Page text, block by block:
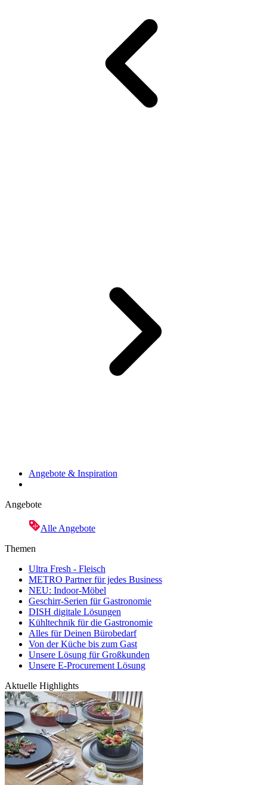
Angebote & Inspiration
Angebote
Alle Angebote
Themen
Ultra Fresh - Fleisch
METRO Partner für jedes Business
NEU: Indoor-Möbel
Geschirr-Serien für Gastronomie
DISH digitale Lösungen
Kühltechnik für die Gastronomie
Alles für Deinen Bürobedarf
Von der Küche bis zum Gast
Unsere Lösung für Großkunden
Unsere E-Procurement Lösung
Aktuelle Highlights